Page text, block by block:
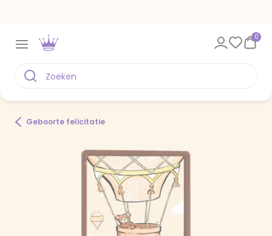
0
Geboorte felicitatie